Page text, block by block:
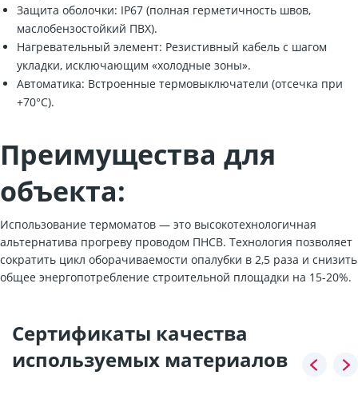
Защита оболочки: IP67 (полная герметичность швов,
маслобензостойкий ПВХ).
Нагревательный элемент: Резистивный кабель с шагом
укладки, исключающим «холодные зоны».
Автоматика: Встроенные термовыключатели (отсечка при
+70°C).
Преимущества для
объекта:
Использование термоматов — это высокотехнологичная
альтернатива прогреву проводом ПНСВ. Технология позволяет
сократить цикл оборачиваемости опалубки в 2,5 раза и снизить
общее энергопотребление строительной площадки на 15-20%.
Сертификаты качества
используемых материалов